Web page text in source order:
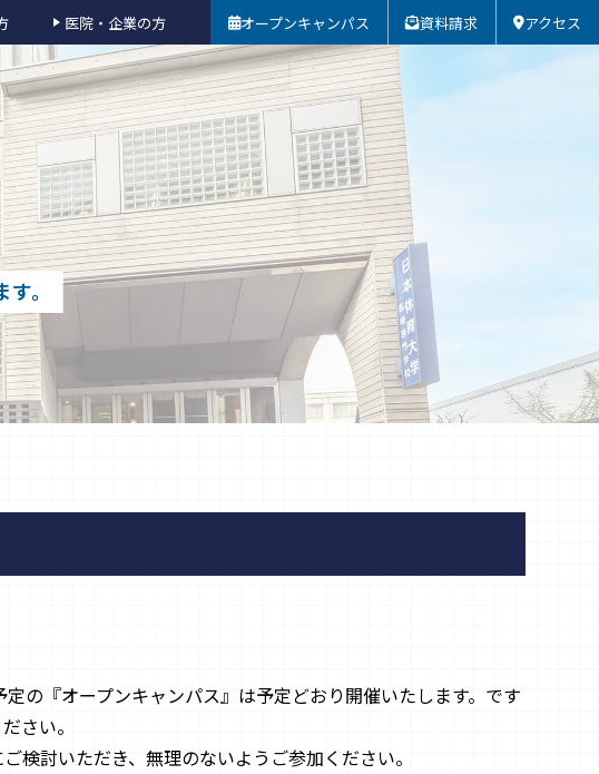
医院・企業の方 オープンキャンパス 資料請求 アクセス
。
の『オープンキャンパス』は予定どおり開催いたします。です
さい。
検討いただき、無理のないようご参加ください。